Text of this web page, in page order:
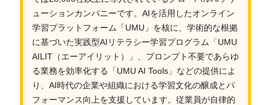
ューションカンパニーです。AIを活用したオンライン
学習プラットフォーム「UMU」を核に、学術的な根拠
に基づいた実践型AIリテラシー学習プログラム「UMU
AILIT（エーアイリット）」、プロンプト不要であらゆ
る業務を効率化する「UMU AI Tools」などの提供によ
り、AI時代の企業や組織における学習文化の醸成とパ
フォーマンス向上を支援しています。従業員が自律的